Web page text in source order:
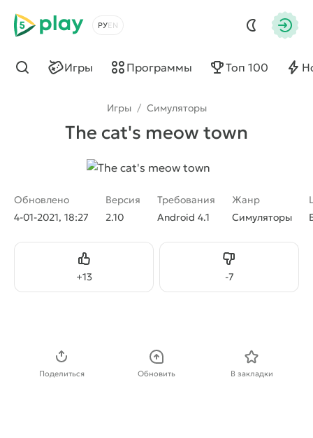
5play
Выбрать язык
Игры Программы Топ 100
Найти
Игры / Симуляторы
The cat's meow town
Обновлено
4-01-2021, 18:27
Версия
2.10
Требования
Android 4.1
Жанр
Симуляторы
+13
Нравится -7
Не нравится
Поделиться Обновить В закладки